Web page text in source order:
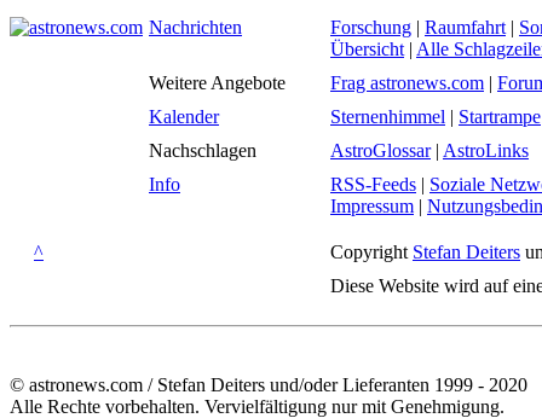
Nachrichten Forschung | Raumfahrt |
Übersicht | Alle
Weitere Angebote
Frag astronews.com |
Kalender
Sternenhimmel | Startrampe
Nachschlagen
AstroGlossar| AstroLinks
Info
RSS-Feeds | Soziale
Impressum |
^ Copyright Stefan Deiters
Diese Website wird auf
© astronews.com / Stefan Deiters und/oder Lieferanten 1999 - 2020
Alle Rechte vorbehalten. Vervielfältigung nur mit Genehmigung.